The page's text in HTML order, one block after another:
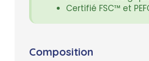
Certifié FSC™ et
Composition